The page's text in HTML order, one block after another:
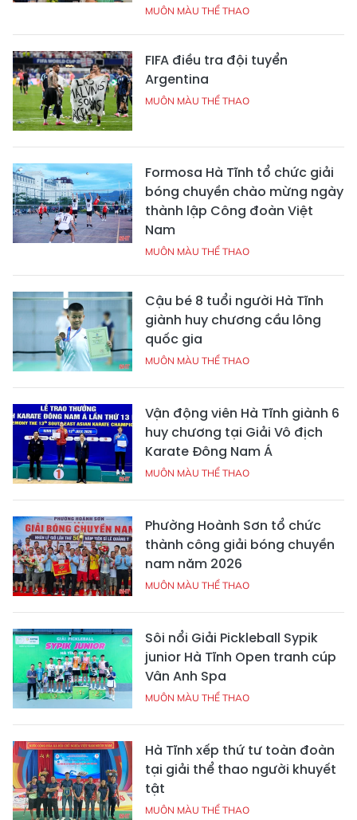
MUÔN MÀU THỂ THAO
FIFA điều tra đội tuyển
Argentina
MUÔN MÀU THỂ THAO
Formosa Hà Tĩnh tổ chức giải
bóng chuyền chào mừng ngày
thành lập Công đoàn Việt
Nam
MUÔN MÀU THỂ THAO
Cậu bé 8 tuổi người Hà Tĩnh
giành huy chương cầu lông
quốc gia
MUÔN MÀU THỂ THAO
Vận động viên Hà Tĩnh giành 6
huy chương tại Giải Vô địch
Karate Đông Nam Á
MUÔN MÀU THỂ THAO
Phường Hoành Sơn tổ chức
thành công giải bóng chuyền
nam năm 2026
MUÔN MÀU THỂ THAO
Sôi nổi Giải Pickleball Sypik
junior Hà Tĩnh Open tranh cúp
Vân Anh Spa
MUÔN MÀU THỂ THAO
Hà Tĩnh xếp thứ tư toàn đoàn
tại giải thể thao người khuyết
tật
MUÔN MÀU THỂ THAO